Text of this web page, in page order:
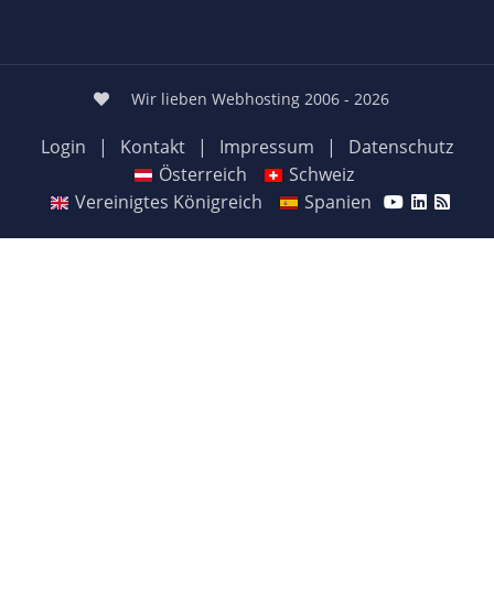
Wir lieben Webhosting 2006 - 2026
Login | Kontakt | Impressum |
Datenschutz
Österreich
Schweiz
Vereinigtes Königreich
Spanien